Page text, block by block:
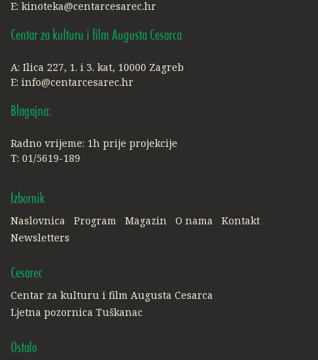
E: kinoteka@centarcesarec.hr
Centar za kulturu i film Augusta Cesarca
A: Ilica 227, 1. i 3. kat, 10000 Zagreb
E: info@centarcesarec.hr
Blagajna:
Radno vrijeme: 1h prije projekcije
T: 01/5619-189
Izbornik
Naslovnica Program Magazin O nama
Kontakt
Newsletters
Cesarec
Centar za kulturu i film Augusta Cesarca
Ljetna pozornica Tuškanac
Ostalo